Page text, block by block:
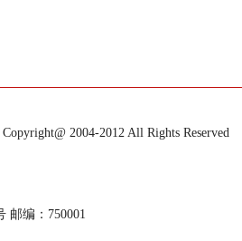
2004-2012 All Rights Reserved
邮编：750001